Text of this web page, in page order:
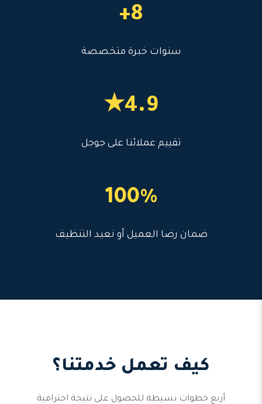
8+
سنوات خبرة متخصصة
4.9★
تقييم عملائنا على جوجل
100%
ضمان رضا العميل أو نعيد التنظيف
كيف تعمل خدمتنا؟
أربع خطوات بسيطة للحصول على نتيجة احترافية